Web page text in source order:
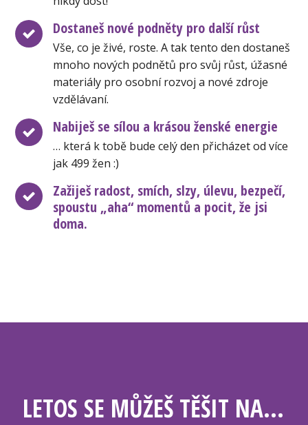
Dostaneš nové podněty pro další růst
Vše, co je živé, roste. A tak tento den dostaneš
mnoho nových podnětů pro svůj růst, úžasné
materiály pro osobní rozvoj a nové zdroje
vzdělávaní.
Nabiješ se sílou a krásou ženské energie
… která k tobě bude celý den přicházet od více
jak 499 žen :)
Zažiješ radost, smích, slzy, úlevu, bezpečí,
spoustu „aha“ momentů a pocit, že jsi
doma.
LETOS SE MŮŽEŠ TĚŠIT NA...